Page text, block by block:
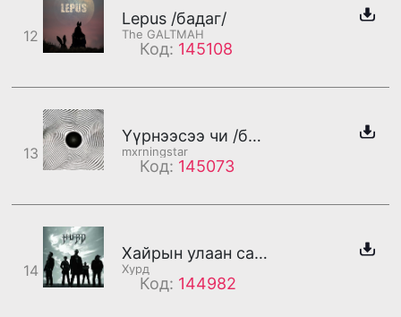
12
Lepus /бадаг/
The GALTMAH
Код: 145108
13
Үүрнээсээ чи /бадаг/
mxrningstar
Код: 145073
14
Хайрын улаан сарнай
Хурд
Код: 144982